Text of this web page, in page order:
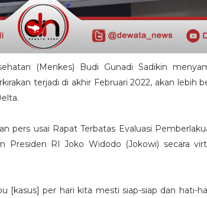
(Menkes) Budi Gunadi Sadikin
terjadi di akhir Februari 2022, akan lebih
pers usai Rapat Terbatas Evaluasi
Presiden RI Joko Widodo (Jokowi) secara
[kasus] per hari kita mesti siap-siap dan hati-